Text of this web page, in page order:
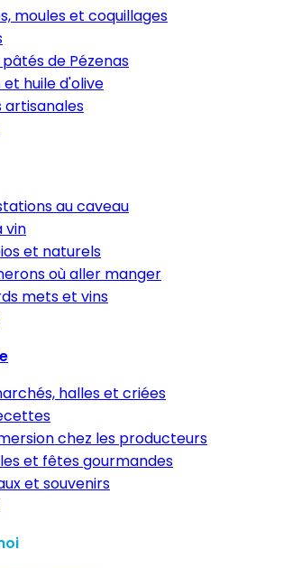
moules et coquillages
de Pézenas
et huile d'olive
artisanales
au caveau
vin
et naturels
où aller manger
mets et vins
halles et criées
chez les producteurs
et fêtes gourmandes
et souvenirs